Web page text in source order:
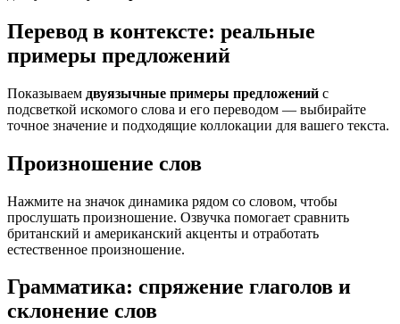
Перевод в контексте: реальные
примеры предложений
Показываем двуязычные примеры предложений с
подсветкой искомого слова и его переводом — выбирайте
точное значение и подходящие коллокации для вашего текста.
Произношение слов
Нажмите на значок динамика рядом со словом, чтобы
прослушать произношение. Озвучка помогает сравнить
британский и американский акценты и отработать
естественное произношение.
Грамматика: спряжение глаголов и
склонение слов